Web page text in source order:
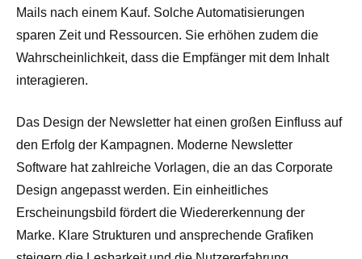
Mails nach einem Kauf. Solche Automatisierungen
sparen Zeit und Ressourcen. Sie erhöhen zudem die
Wahrscheinlichkeit, dass die Empfänger mit dem Inhalt
interagieren.
Das Design der Newsletter hat einen großen Einfluss auf
den Erfolg der Kampagnen. Moderne Newsletter
Software hat zahlreiche Vorlagen, die an das Corporate
Design angepasst werden. Ein einheitliches
Erscheinungsbild fördert die Wiedererkennung der
Marke. Klare Strukturen und ansprechende Grafiken